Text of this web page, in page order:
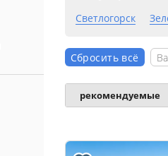
Светлогорск
Сбросить всё
рекомендуемые